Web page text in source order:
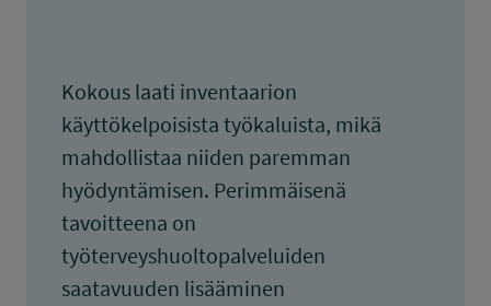
Kokous laati inventaarion
käyttökelpoisista työkaluista, mikä
mahdollistaa niiden paremman
hyödyntämisen. Perimmäisenä
tavoitteena on
työterveyshuoltopalveluiden
saatavuuden lisääminen